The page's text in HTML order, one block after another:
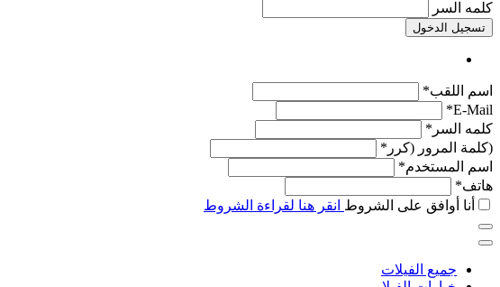
كلمه السر
تسجيل الدخول
اسم اللقب*
E-Mail*
كلمه السر*
(كلمة المرور (كرر*
اسم المستخدم*
هاتف*
أنا أوافق على الشروط انقر هنا لقراءة الشروط
جميع الفيلات